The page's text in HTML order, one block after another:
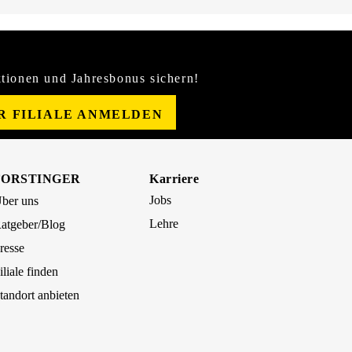
und Jahresbonus sichern!
FILIALE ANMELDEN
uns
Blog
finden
anbieten
Karriere
Jobs
Lehre